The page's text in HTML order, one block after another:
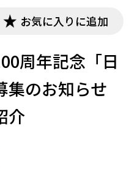
お気に入りに追加
周年記念「日
集のお知らせ
介